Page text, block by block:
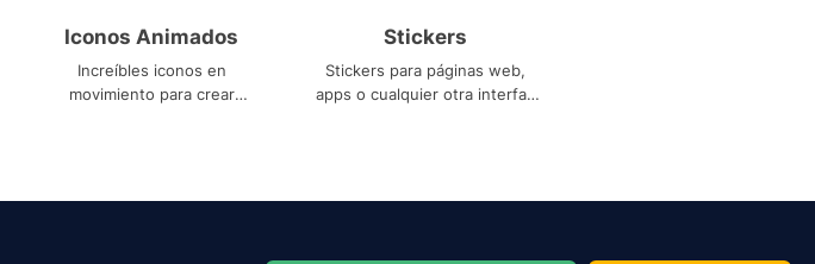
Iconos Animados
Increíbles iconos en
movimiento para crear
Stickers
Stickers para páginas web,
apps o cualquier otra interfaz